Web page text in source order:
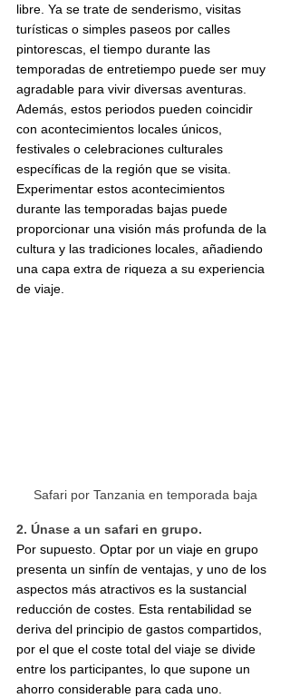
libre. Ya se trate de senderismo, visitas
turísticas o simples paseos por calles
pintorescas, el tiempo durante las
temporadas de entretiempo puede ser muy
agradable para vivir diversas aventuras.
Además, estos periodos pueden coincidir
con acontecimientos locales únicos,
festivales o celebraciones culturales
específicas de la región que se visita.
Experimentar estos acontecimientos
durante las temporadas bajas puede
proporcionar una visión más profunda de la
cultura y las tradiciones locales, añadiendo
una capa extra de riqueza a su experiencia
de viaje.
Safari por Tanzania en temporada baja
2. Únase a un safari en grupo.
Por supuesto. Optar por un viaje en grupo
presenta un sinfín de ventajas, y uno de los
aspectos más atractivos es la sustancial
reducción de costes. Esta rentabilidad se
deriva del principio de gastos compartidos,
por el que el coste total del viaje se divide
entre los participantes, lo que supone un
ahorro considerable para cada uno.